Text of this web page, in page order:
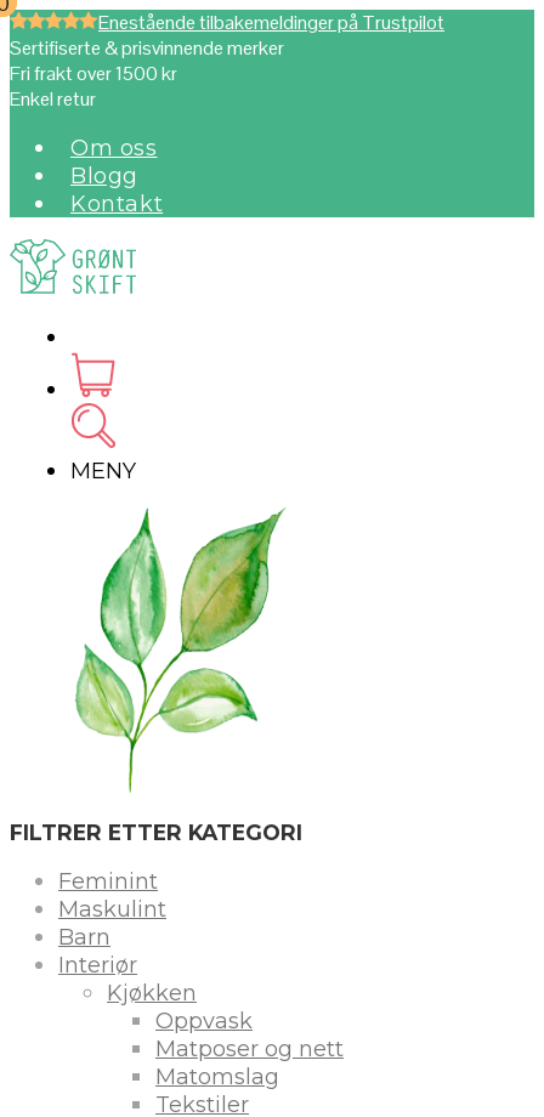
Enestående tilbakemeldinger på Trustpilot
Sertifiserte & prisvinnende merker
Fri frakt over 1500 kr
Enkel retur
Om oss
Blogg
Kontakt
MENY
FILTRER ETTER KATEGORI
Feminint
Maskulint
Barn
Interiør
Kjøkken
Oppvask
Matposer og nett
Matomslag
Tekstiler